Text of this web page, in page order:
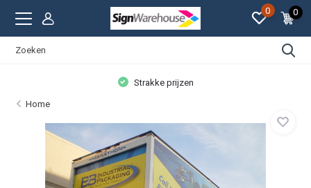
0 0
Strakke prijzen
Home